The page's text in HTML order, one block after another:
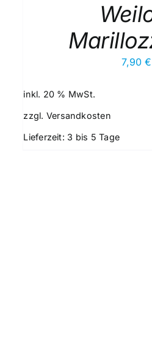
7,90€
inkl. 20 % MwSt.
zzgl. Versandkosten
Lieferzeit: 3 bis 5 Tage